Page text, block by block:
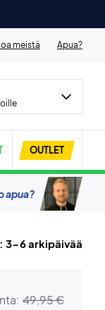
meistä Apua?
OUTLET
apua?
3-6 arkipäivää
49,95 €